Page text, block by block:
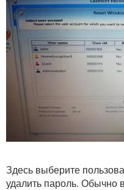
Здесь выберите
удалить пароль. Обычно